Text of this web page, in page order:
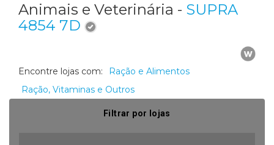
Animais e Veterinária - SUPRA
4854 7D
Encontre lojas com:
Ração e Alimentos
Ração, Vitaminas e Outros